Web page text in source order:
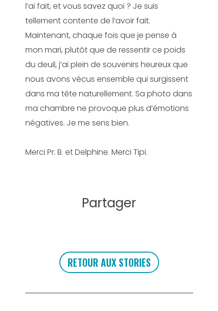
l’ai fait, et vous savez quoi ? Je suis
tellement contente de l’avoir fait.
Maintenant, chaque fois que je pense à
mon mari, plutôt que de ressentir ce poids
du deuil, j’ai plein de souvenirs heureux que
nous avons vécus ensemble qui surgissent
dans ma tête naturellement. Sa photo dans
ma chambre ne provoque plus d’émotions
négatives. Je me sens bien.
Merci Pr. B. et Delphine. Merci Tipi.
Partager
RETOUR AUX STORIES